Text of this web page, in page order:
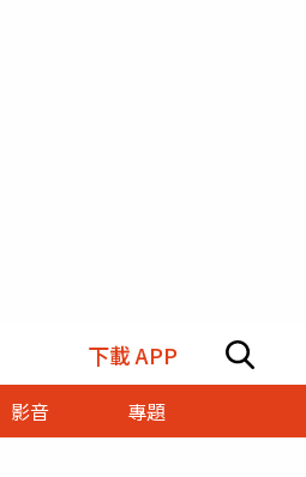
下載 APP
影音 專題